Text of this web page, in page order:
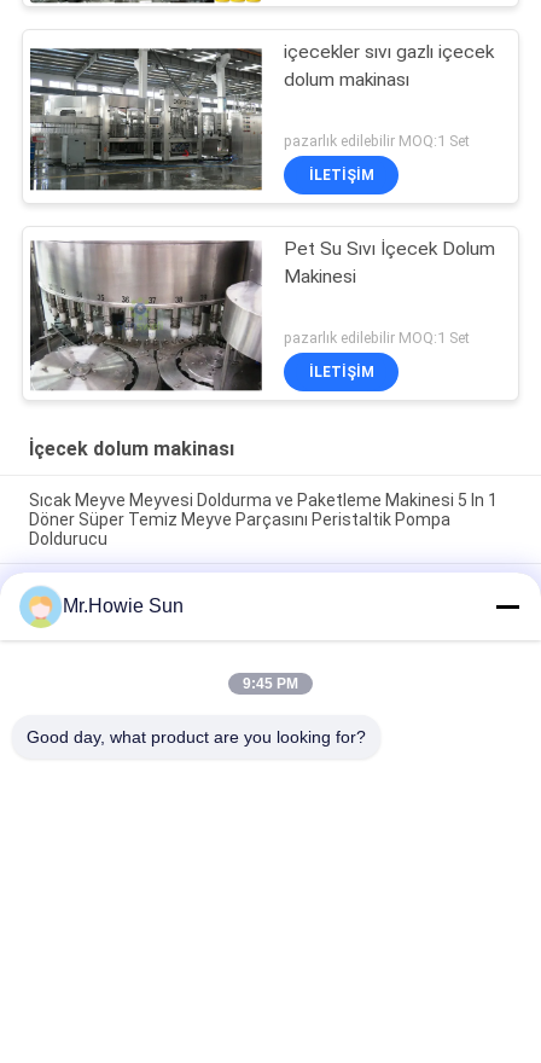
içecekler sıvı gazlı içecek
dolum makinası
pazarlık edilebilir MOQ:1 Set
İLETIŞIM
Pet Su Sıvı İçecek Dolum
Makinesi
pazarlık edilebilir MOQ:1 Set
İLETIŞIM
İçecek dolum makinası
Sıcak Meyve Meyvesi Doldurma ve Paketleme Makinesi 5 In 1
Döner Süper Temiz Meyve Parçasını Peristaltik Pompa
Doldurucu
Yüksek hassasiyetli ticari meyve suyu yapım makinesi süper
temiz dezenfektan yıkama makinesi peristaltik pompa dolgu
damga makinesi
Yüksek Hızlı Meyve Suyu Doldurma Makinesi Temizleyici
Meyve Parçasını Yıkama Peristaltik Ağırlama Şişeleme
Mr.Howie Sun
9:45 PM
Good day, what product are you looking for?